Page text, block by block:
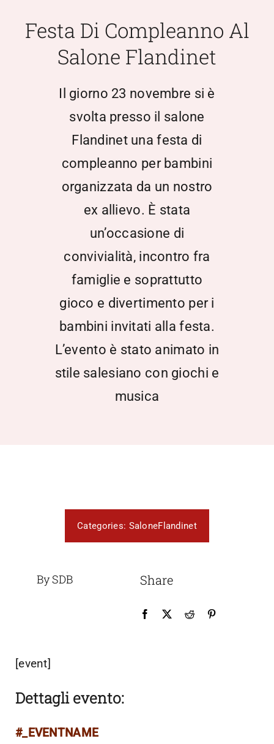
Documentazione
Festa Di Compleanno Al
Salone Flandinet
Il giorno 23 novembre si è
svolta presso il salone
Flandinet una festa di
compleanno per bambini
organizzata da un nostro
ex allievo. È stata
un’occasione di
convivialità, incontro fra
famiglie e soprattutto
gioco e divertimento per i
bambini invitati alla festa.
L’evento è stato animato in
stile salesiano con giochi e
musica
Categories: SaloneFlandinet
By SDB Share
[event]
Dettagli evento:
#_EVENTNAME